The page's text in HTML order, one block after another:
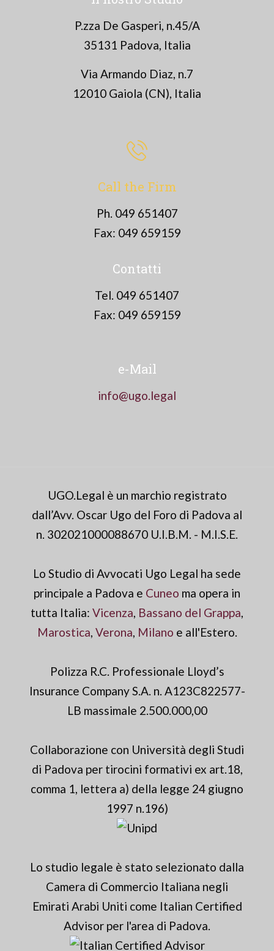
P.zza De Gasperi, n.45/A
35131 Padova, Italia
Via Armando Diaz, n.7
12010 Gaiola (CN), Italia
Call the Firm
Ph. 049 651407
Fax: 049 659159
Contatti
Tel. 049 651407
Fax: 049 659159
e-Mail
info@ugo.legal
UGO.Legal è un marchio registrato
dall’Avv. Oscar Ugo del Foro di Padova al
n. 302021000088670 U.I.B.M. - M.I.S.E.
Lo Studio di Avvocati Ugo Legal ha sede
principale a Padova e Cuneo ma opera in
tutta Italia: Vicenza, Bassano del Grappa,
Marostica, Verona, Milano e all'Estero.
Polizza R.C. Professionale Lloyd’s
Insurance Company S.A. n. A123C822577-
LB massimale 2.500.000,00
Collaborazione con Università degli Studi
di Padova per tirocini formativi ex art.18,
comma 1, lettera a) della legge 24 giugno
1997 n.196)
Lo studio legale è stato selezionato dalla
Camera di Commercio Italiana negli
Emirati Arabi Uniti come Italian Certified
Advisor per l'area di Padova.